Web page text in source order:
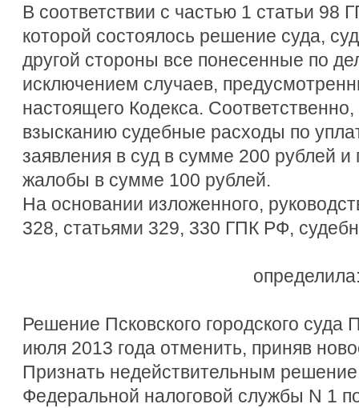
В соответствии с частью 1 статьи 98
которой состоялось решение суда,
другой стороны все понесенные по
исключением случаев,
настоящего Кодекса.
взысканию судебные расходы по
заявления в суд в сумме 200 рублей
жалобы в сумме 100 рублей.
На основании изложенного,
328, статьями 329, 330 ГПК РФ,
Решение Псковского городского суда
июля 2013 года отменить, приняв
Признать недействительным
Федеральной налоговой службы N 1